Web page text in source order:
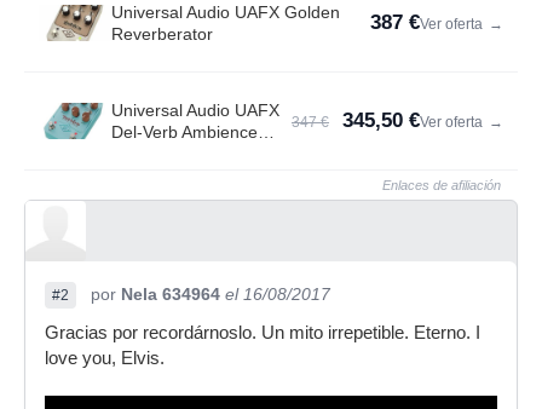
Universal Audio UAFX Golden
Reverberator
387 €Ver oferta →
Universal Audio UAFX
Del-Verb Ambience
347 € 345,50 €Ver oferta →
Enlaces de afiliación
#2 por Nela 634964 el 16/08/2017
Gracias por recordárnoslo. Un mito irrepetible. Eterno. I
love you, Elvis.